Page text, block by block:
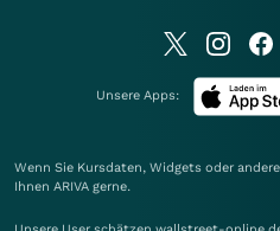
Unsere Apps:
Wenn Sie Kursdaten, Widgets oder
Ihnen ARIVA gerne.